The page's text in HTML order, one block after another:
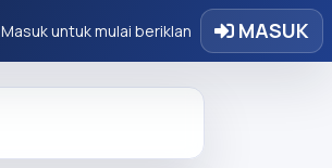
Masuk untuk mulai beriklan MASUK